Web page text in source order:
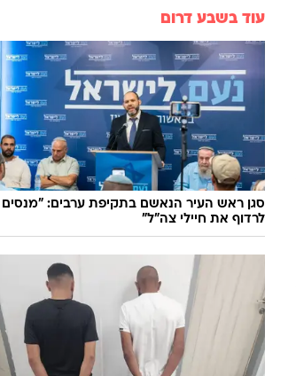
עוד בשבע דרום
סגן ראש העיר הנאשם בתקיפת ערבים: "מנסים
לרדוף את חיילי צה"ל"